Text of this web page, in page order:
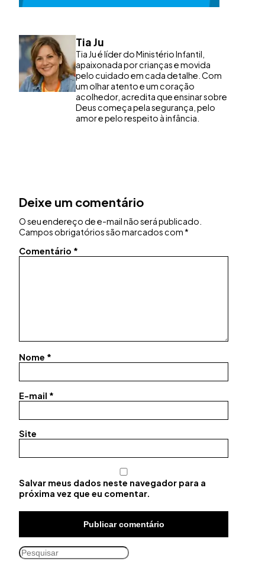
Tia Ju
Tia Ju é líder do Ministério Infantil,
apaixonada por crianças e movida
pelo cuidado em cada detalhe. Com
um olhar atento e um coração
acolhedor, acredita que ensinar sobre
Deus começa pela segurança, pelo
amor e pelo respeito à infância.
Deixe um comentário
O seu endereço de e-mail não será publicado.
Campos obrigatórios são marcados com*
Comentário *
Nome *
E-mail *
Site
Salvar meus dados neste navegador para a
próxima vez que eu comentar.
Pesquisar